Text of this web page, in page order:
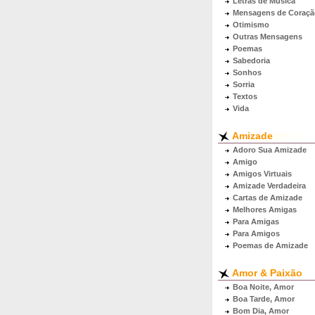
Mensagens de
Otimismo
Outras Mensagens
Poemas
Sabedoria
Sonhos
Sorria
Textos
Vida
Amizade
Adoro Sua Amizade
Amigo
Amigos Virtuais
Amizade Verdadeira
Cartas de Amizade
Melhores Amigas
Para Amigas
Para Amigos
Poemas de Amizade
Amor & Paixão
Boa Noite, Amor
Boa Tarde, Amor
Bom Dia, Amor